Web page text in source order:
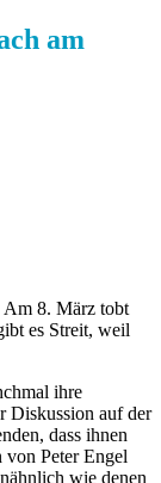
am
8. März tobt
es Streit, weil
ihre
Diskussion auf der
dass ihnen
Peter Engel
wie denen